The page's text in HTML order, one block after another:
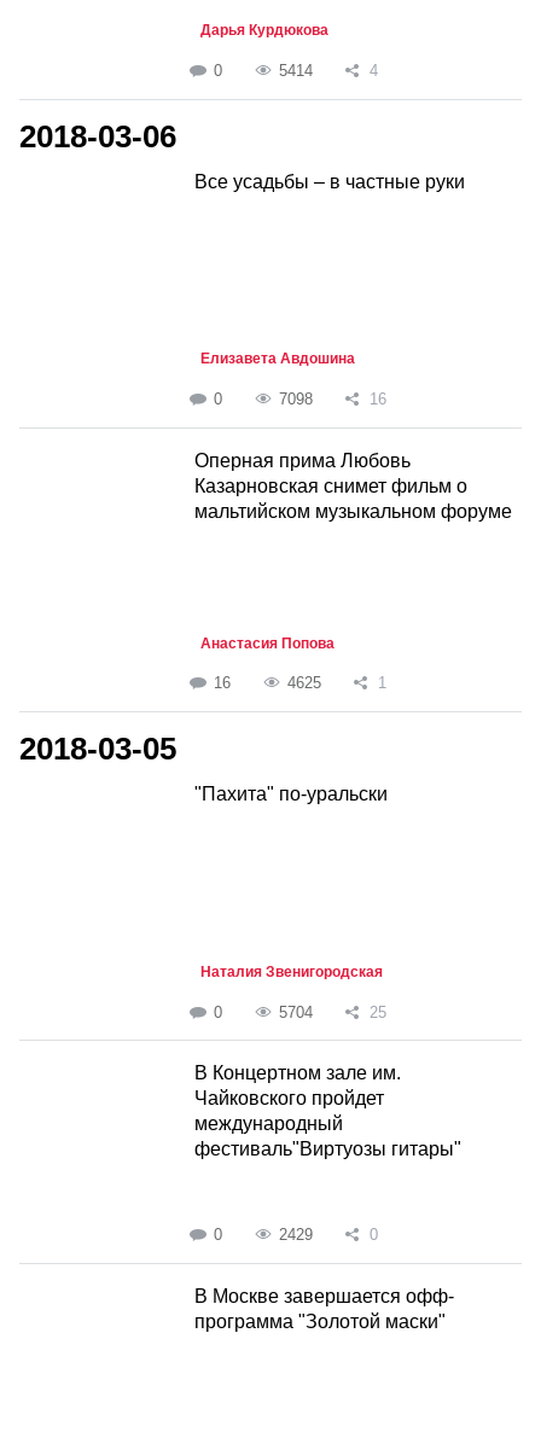
Дарья Курдюкова
0 5414 4
2018-03-06
Все усадьбы – в частные руки
Елизавета Авдошина
0 7098 16
Оперная прима Любовь
Казарновская снимет фильм о
мальтийском музыкальном форуме
Анастасия Попова
16 4625 1
2018-03-05
"Пахита" по-уральски
Наталия Звенигородская
0 5704 25
В Концертном зале им.
Чайковского пройдет
международный
фестиваль"Виртуозы гитары"
0 2429 0
В Москве завершается офф-
программа "Золотой маски"